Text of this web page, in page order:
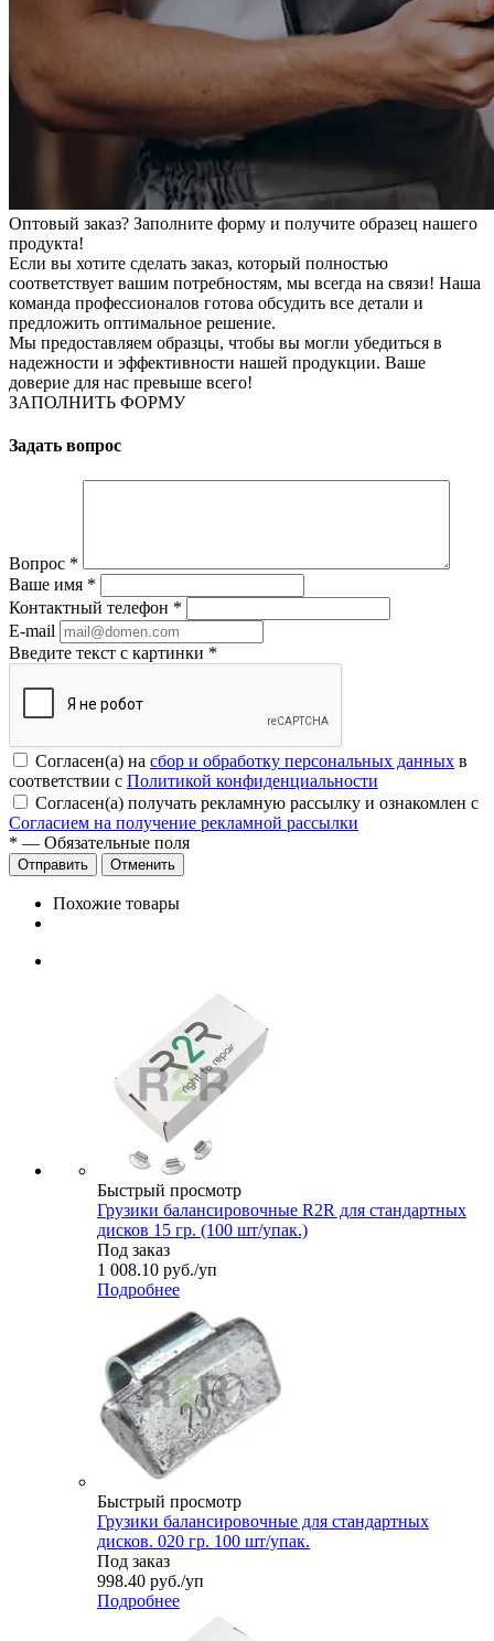
Оптовый заказ? Заполните форму и получите образец нашего
продукта!
Если вы хотите сделать заказ, который полностью
соответствует вашим потребностям, мы всегда на связи! Наша
команда профессионалов готова обсудить все детали и
предложить оптимальное решение.
Мы предоставляем образцы, чтобы вы могли убедиться в
надежности и эффективности нашей продукции. Ваше
доверие для нас превыше всего!
ЗАПОЛНИТЬ ФОРМУ
Задать вопрос
Вопрос *
Ваше имя *
Контактный телефон *
E-mail
Введите текст с картинки *
Согласен(а) на сбор и обработку персональных данных в
соответствии с Политикой конфиденциальности
Согласен(а) получать рекламную рассылку и ознакомлен с
Согласием на получение рекламной рассылки
* — Обязательные поля
Отменить
Похожие товары
Быстрый просмотр
Грузики балансировочные R2R для стандартных
дисков 15 гр. (100 шт/упак.)
Под заказ
1 008.10 руб./уп
Подробнее
Быстрый просмотр
Грузики балансировочные для стандартных
дисков. 020 гр. 100 шт/упак.
Под заказ
998.40 руб./уп
Подробнее